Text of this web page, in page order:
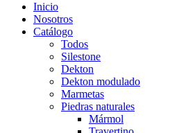
Inicio
Nosotros
Catálogo
Todos
Silestone
Dekton
Dekton modulado
Marmetas
Piedras naturales
Mármol